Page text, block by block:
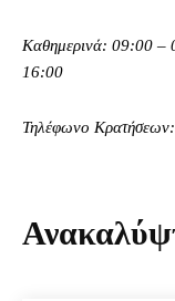
Καθημερινά: 09:00 –
16:00
Τηλέφωνο